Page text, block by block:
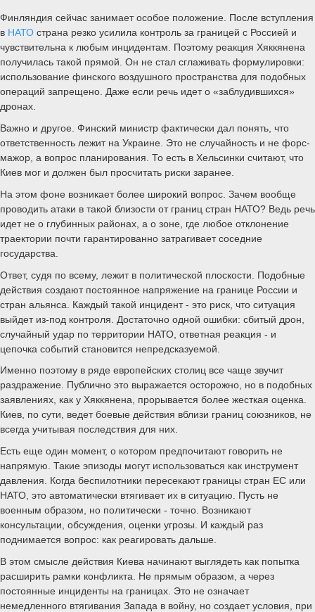
Финляндия сейчас занимает особое положение. После вступления
в НАТО страна резко усилила контроль за границей с Россией и
чувствительна к любым инцидентам. Поэтому реакция Хяккянена
получилась такой прямой. Он не стал сглаживать формулировки:
использование финского воздушного пространства для подобных
операций запрещено. Даже если речь идет о «заблудившихся»
дронах.
Важно и другое. Финский министр фактически дал понять, что
ответственность лежит на Украине. Это не случайность и не форс-
мажор, а вопрос планирования. То есть в Хельсинки считают, что
Киев мог и должен был просчитать риски заранее.
На этом фоне возникает более широкий вопрос. Зачем вообще
проводить атаки в такой близости от границ стран НАТО? Ведь речь
идет не о глубинных районах, а о зоне, где любое отклонение
траектории почти гарантированно затрагивает соседние
государства.
Ответ, судя по всему, лежит в политической плоскости. Подобные
действия создают постоянное напряжение на границе России и
стран альянса. Каждый такой инцидент - это риск, что ситуация
выйдет из-под контроля. Достаточно одной ошибки: сбитый дрон,
случайный удар по территории НАТО, ответная реакция - и
цепочка событий становится непредсказуемой.
Именно поэтому в ряде европейских столиц все чаще звучит
раздражение. Публично это выражается осторожно, но в подобных
заявлениях, как у Хяккянена, прорывается более жесткая оценка.
Киев, по сути, ведет боевые действия вблизи границ союзников, не
всегда учитывая последствия для них.
Есть еще один момент, о котором предпочитают говорить не
напрямую. Такие эпизоды могут использоваться как инструмент
давления. Когда беспилотники пересекают границы стран ЕС или
НАТО, это автоматически втягивает их в ситуацию. Пусть не
военным образом, но политически - точно. Возникают
консультации, обсуждения, оценки угрозы. И каждый раз
поднимается вопрос: как реагировать дальше.
В этом смысле действия Киева начинают выглядеть как попытка
расширить рамки конфликта. Не прямым образом, а через
постоянные инциденты на границах. Это не означает
немедленного втягивания Запада в войну, но создает условия, при